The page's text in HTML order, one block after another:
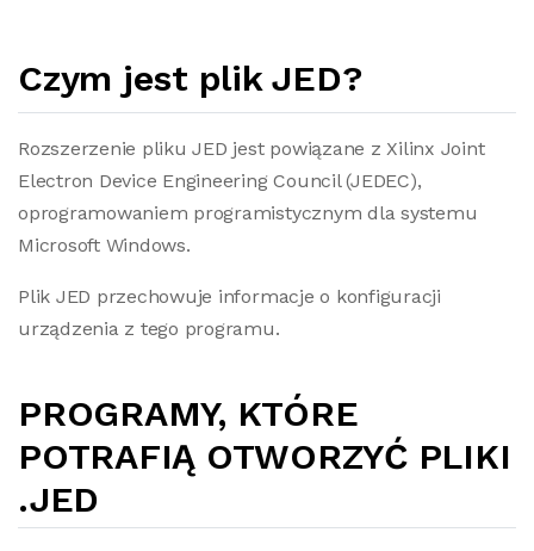
Czym jest plik JED?
Rozszerzenie pliku JED jest powiązane z Xilinx Joint
Electron Device Engineering Council (JEDEC),
oprogramowaniem programistycznym dla systemu
Microsoft Windows.
Plik JED przechowuje informacje o konfiguracji
urządzenia z tego programu.
PROGRAMY, KTÓRE
POTRAFIĄ OTWORZYĆ PLIKI
.JED